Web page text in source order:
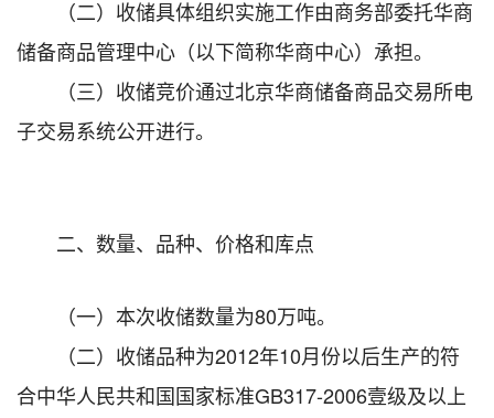
（二）收储具体组织实施工作由商务部委托华商
储备商品管理中心（以下简称华商中心）承担。
（三）收储竞价通过北京华商储备商品交易所电
子交易系统公开进行。
二、数量、品种、价格和库点
（一）本次收储数量为80万吨。
（二）收储品种为2012年10月份以后生产的符
合中华人民共和国国家标准GB317-2006壹级及以上